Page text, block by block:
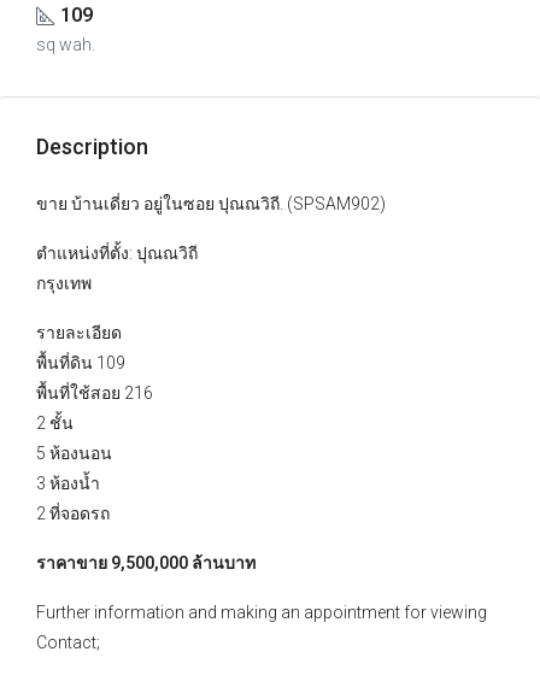
109
sq wah.
Description
ขาย บ้านเดี่ยว อยู่ในซอย ปุณณวิถี. (SPSAM902)
ตำแหน่งที่ตั้ง: ปุณณวิถี
กรุงเทพ
รายละเอียด
พื้นที่ดิน 109
พื้นที่ใช้สอย 216
2 ชั้น
5 ห้องนอน
3 ห้องน้ำ
2 ที่จอดรถ
ราคาขาย 9,500,000 ล้านบาท
Further information and making an appointment for viewing
Contact;